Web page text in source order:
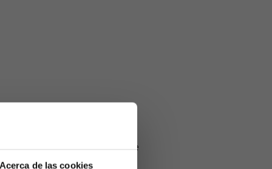
Acerca de las cookies
siguen en el Mundial de